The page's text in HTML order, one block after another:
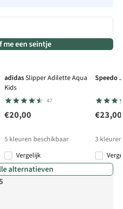
me een seintje
adidasSlipper Adilette Aqua
Kids
47
€20,00
5 kleuren beschikbaar
Vergelijk
Speedo
€23,00
3
alternatieven